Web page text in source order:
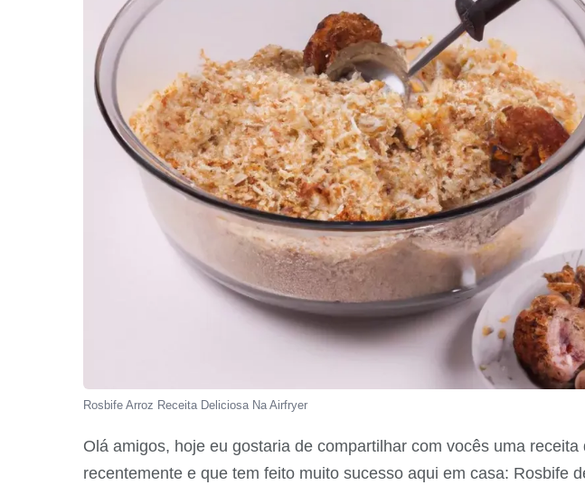
Rosbife Arroz Receita Deliciosa Na Airfryer
Olá amigos, hoje eu gostaria de compartilhar com vocês uma
recentemente e que tem feito muito sucesso aqui em casa: Rosbife